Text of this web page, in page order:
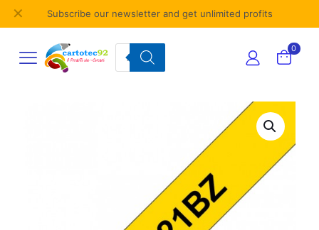
Subscribe our newsletter and get unlimited profits
✕
Products
search
0